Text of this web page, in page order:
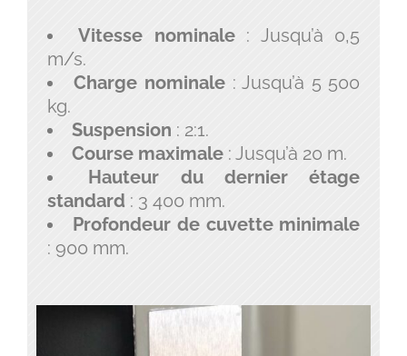
Vitesse nominale: Jusqu’à 0,5
m/s.
Charge nominale: Jusqu’à 5 500
kg.
Suspension : 2:1.
Course maximale: Jusqu’à 20 m.
Hauteur du dernier étage
standard : 3 400 mm.
Profondeur de cuvette minimale
: 900 mm.